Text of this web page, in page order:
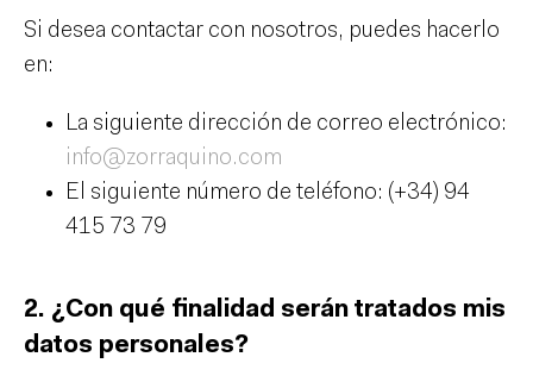
Si desea contactar con nosotros, puedes hacerlo
en:
La siguiente dirección de correo electrónico:
info@zorraquino.com
El siguiente número de teléfono: (+34) 94
415 73 79
2. ¿Con qué finalidad serán tratados mis
datos personales?